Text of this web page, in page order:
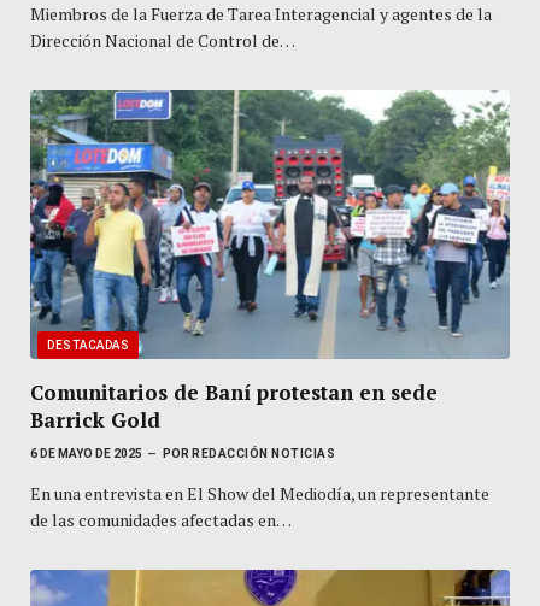
Miembros de la Fuerza de Tarea Interagencial y agentes de la
Dirección Nacional de Control de…
DESTACADAS
Comunitarios de Baní protestan en sede
Barrick Gold
6 DE MAYO DE 2025 POR REDACCIÓN NOTICIAS
En una entrevista en El Show del Mediodía, un representante
de las comunidades afectadas en…